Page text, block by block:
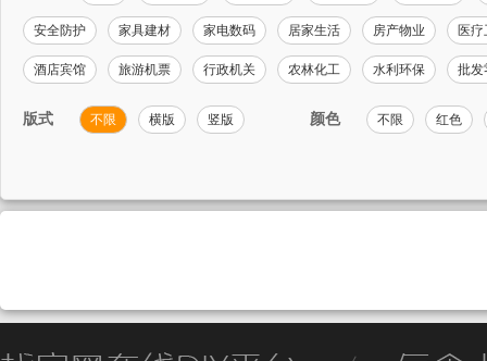
安全防护 家具建材 家电数码 居家生活 房产物业 医
酒店宾馆 旅游机票 行政机关 农林化工 水利环保 批发
版式 不限 横版 竖版 颜色 不限 红色